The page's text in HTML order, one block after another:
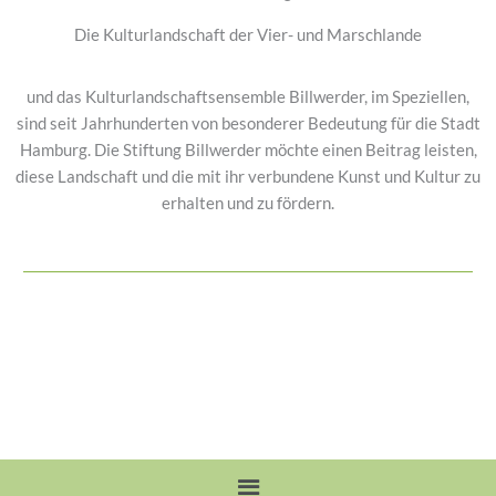
Die Kulturlandschaft der Vier- und Marschlande
und das Kulturlandschaftsensemble Billwerder, im Speziellen,
sind seit Jahrhunderten von besonderer Bedeutung für die Stadt
Hamburg. Die Stiftung Billwerder möchte einen Beitrag leisten,
diese Landschaft und die mit ihr verbundene Kunst und Kultur zu
erhalten und zu fördern.
Menü